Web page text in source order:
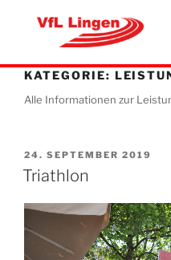
KATEGORIE:
Alle Informationen zur
24. SEPTEMBER 2019
Triathlon